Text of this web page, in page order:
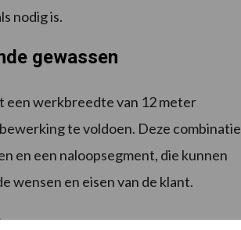
nodig is.
gewassen
een werkbreedte van 12 meter
te voldoen. Deze combinatie
en een naloopsegment, die kunnen
wensen en eisen van de klant.